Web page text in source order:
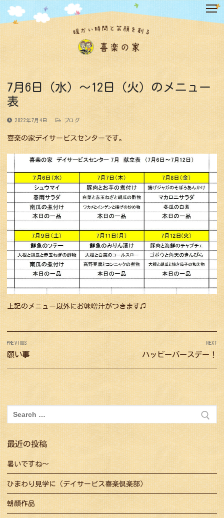
テ
ン
ツ
へ
ス
キ
ッ
プ
7月6日（水）〜12日（火）のメニュー
表
2022年7月4日 ブログ
喜楽の家デイサービスセンターです。
上記のメニュー以外にお味噌汁がつきます♫
投
稿
ナ
ビ
ゲ
ー
シ
ョ
ン
PREVIOUS
Previous
post:
願い事
NEXT
Next
post:
ハッピーバースデー！
索:
最近の投稿
暑いですね～
ひまわり見学に（デイサービス喜楽倶楽部）
朝顔作品